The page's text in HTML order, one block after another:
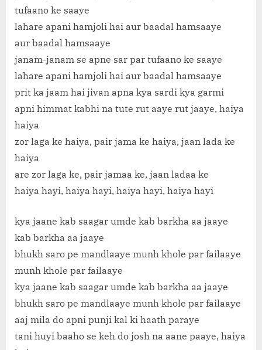
tufaano ke saaye
lahare apani hamjoli hai aur baadal hamsaaye
aur baadal hamsaaye
janam-janam se apne sar par tufaano ke saaye
lahare apani hamjoli hai aur baadal hamsaaye
prit ka jaam hai jivan apna kya sardi kya garmi
apni himmat kabhi na tute rut aaye rut jaaye, haiya
haiya
zor laga ke haiya, pair jama ke haiya, jaan lada ke
haiya
are zor laga ke, pair jamaa ke, jaan ladaa ke
haiya hayi, haiya hayi, haiya hayi, haiya hayi
kya jaane kab saagar umde kab barkha aa jaaye
kab barkha aa jaaye
bhukh saro pe mandlaaye munh khole par failaaye
munh khole par failaaye
kya jaane kab saagar umde kab barkha aa jaaye
bhukh saro pe mandlaaye munh khole par failaaye
aaj mila do apni punji kal ki haath paraye
tani huyi baaho se keh do josh na aane paaye, haiya